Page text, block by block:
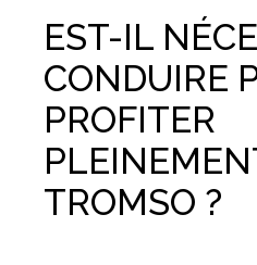
EST-IL
CONDUIRE
PROFITER
TROMSO ?